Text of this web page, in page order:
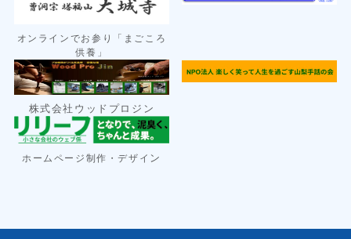
オンラインでお参り「まごころ
供養」
株式会社ウッドプロジン
ホームページ制作・デザイ ン